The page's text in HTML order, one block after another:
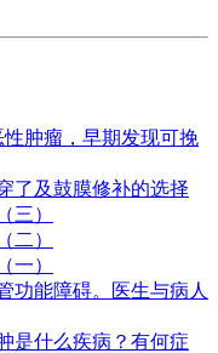
肿瘤，早期发现可挽
及鼓膜修补的选择
三）
二）
一）
功能障碍。医生与病人
是什么疾病？有何症